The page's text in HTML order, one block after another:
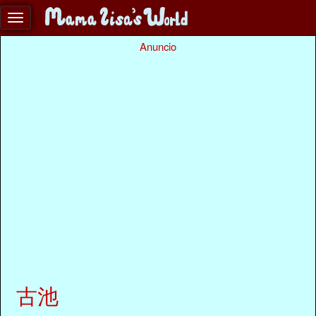
Anuncio
古池